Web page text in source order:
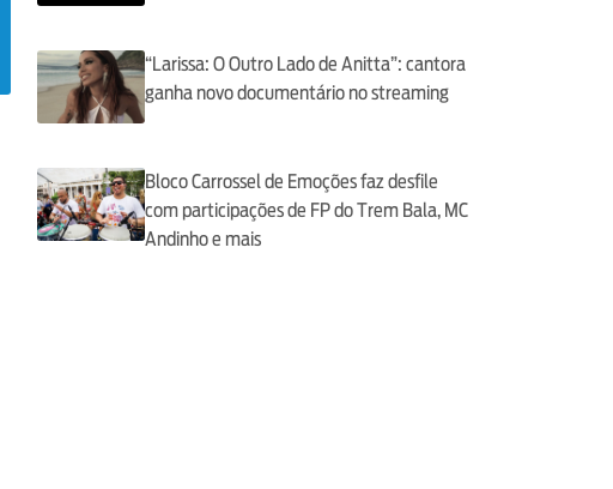
“Larissa: O Outro Lado de Anitta”: cantora
ganha novo documentário no streaming
Bloco Carrossel de Emoções faz desfile
com participações de FP do Trem Bala, MC
Andinho e mais